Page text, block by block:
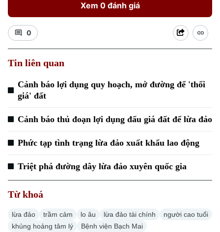
Chuyên mục
Thời sự
Xem 0 đánh giá
0
Tin liên quan
Cảnh báo lợi dụng quy hoạch, mở đường để 'thổi
giá' đất
Cảnh báo thủ đoạn lợi dụng đấu giá đất để lừa đảo
Phức tạp tình trạng lừa đảo xuất khẩu lao động
Triệt phá đường dây lừa đảo xuyên quốc gia
Từ khoá
lừa đảo trầm cảm lo âu lừa đảo tài chính
người cao tuổi
khủng hoảng tâm lý
Bệnh viện Bạch Mai